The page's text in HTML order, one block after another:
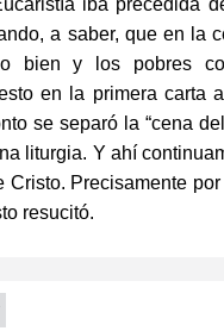
iba precedida
a saber, que en la
bien y los pobres
en la primera carta
se separó la “cena
liturgia. Y ahí
Cristo. Precisamente
resucitó.